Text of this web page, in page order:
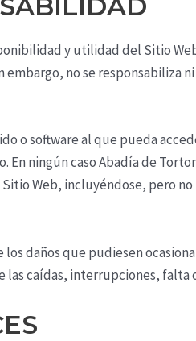
y utilidad del Sitio
no se responsabiliza
o software al que pueda
En ningún casoAbadía de
Web, incluyéndose, pero
daños que pudiesen
las caídas, interrupciones,